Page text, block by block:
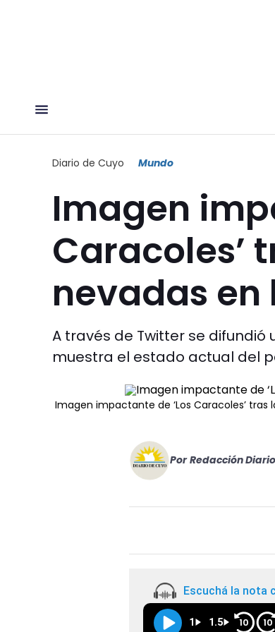
Diario de Cuyo Mundo
Imagen
Caracoles’
nevadas
A través de Twitter se
muestra el estado actual del
Imagen impactante de ‘Los Caracoles’
Por Redacción
Escuchá la nota
1 1.5 10 10